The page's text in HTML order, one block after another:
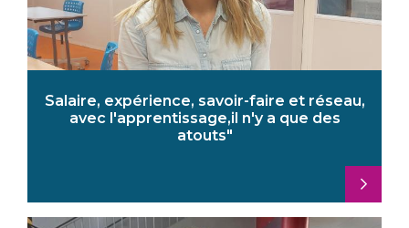
Salaire, expérience, savoir-faire et réseau,
avec l'apprentissage,il n'y a que des
atouts"